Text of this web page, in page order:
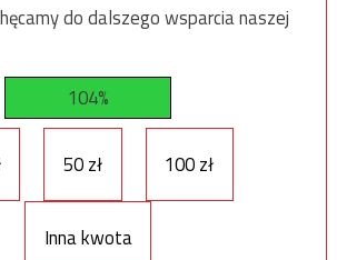
do dalszego wsparcia naszej
104%
50 zł 100 zł
Inna kwota